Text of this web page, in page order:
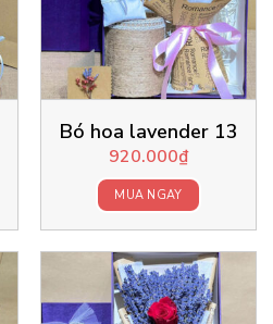
Bó hoa lavender 13
920.000₫
MUA NGAY